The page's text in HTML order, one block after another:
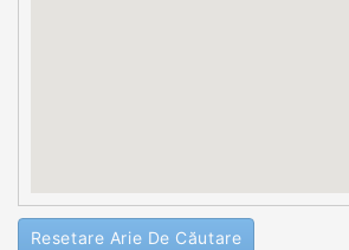
Resetare Arie De Căutare